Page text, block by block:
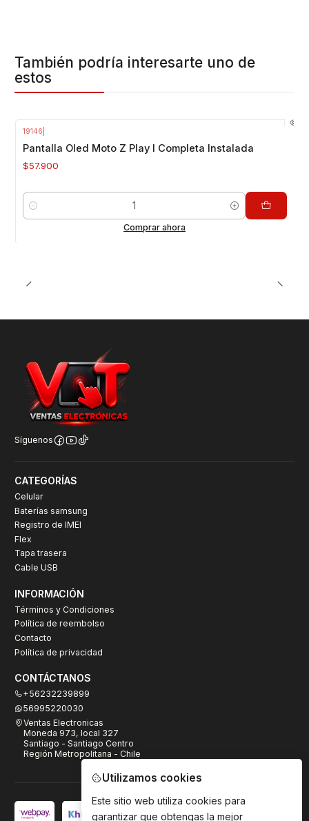
También podría interesarte uno de
estos
19146
Pantalla Oled Moto Z Play I Completa Instalada
$57.900
Cantidad
Comprar ahora
Síguenos
CATEGORÍAS
Celular
Baterías samsung
Registro de IMEI
Flex
Tapa trasera
Cable USB
INFORMACIÓN
Términos y Condiciones
Política de reembolso
Contacto
Política de privacidad
CONTÁCTANOS
+56232239899
56995220030
Ventas Electronicas
Moneda 973, local 327
Santiago - Santiago Centro
Región Metropolitana - Chile
Utilizamos cookies
Este sitio web utiliza cookies para
garantizar que obtengas la mejor